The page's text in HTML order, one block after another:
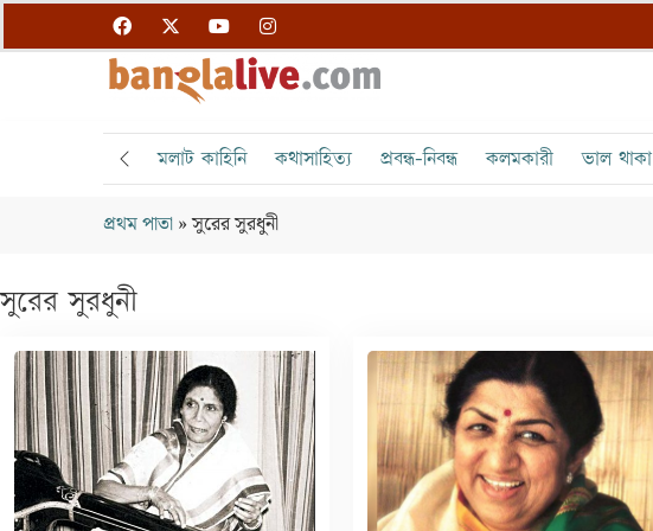
মলাট কাহিনি কথাসাহিত্য প্রবন্ধ-নিবন্ধ কলমকারী ভাল থাকা
প্রথম পাতা »সুরের সুরধুনী
সুরের সুরধুনী